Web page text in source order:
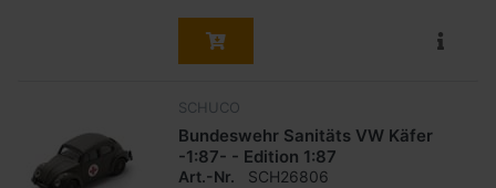
SCHUCO
Bundeswehr Sanitäts VW Käfer
-1:87- - Edition 1:87
Art.-Nr. SCH26806